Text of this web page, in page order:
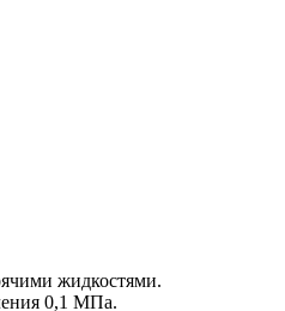
жидкостями.
0,1 МПа.